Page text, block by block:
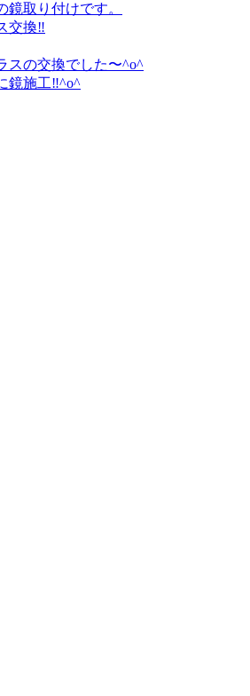
鏡取り付けです。
交換‼︎
スの交換でした〜^o^
鏡施工‼︎^o^